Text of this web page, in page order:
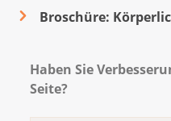
Broschüre:
Haben Sie
Seite?